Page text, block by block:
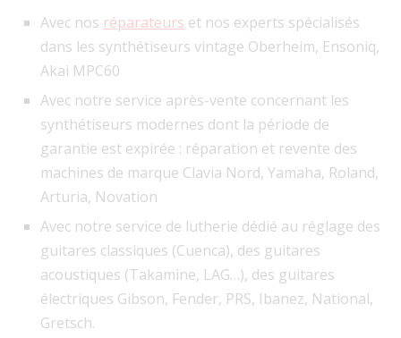
Avec nos réparateurs et nos experts spécialisés
dans les synthétiseurs vintage Oberheim, Ensoniq,
Akai MPC60
Avec notre service après-vente concernant les
synthétiseurs modernes dont la période de
garantie est expirée : réparation et revente des
machines de marque Clavia Nord, Yamaha, Roland,
Arturia, Novation
Avec notre service de lutherie dédié au réglage des
guitares classiques (Cuenca), des guitares
acoustiques (Takamine, LAG…), des guitares
électriques Gibson, Fender, PRS, Ibanez, National,
Gretsch.